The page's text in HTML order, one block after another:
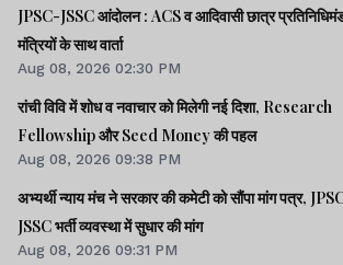
JPSC-JSSC आंदोलन : ACS व आदिवासी छात्र
मंत्रियों के साथ वार्ता
Aug 08, 2026 02:30 PM
रांची विवि में शोध व नवाचार को मिलेगी नई दिशा, Research
Fellowship और Seed Money की पहल
Aug 08, 2026 09:38 PM
अभ्यर्थी न्याय मंच ने सरकार की कमेटी को सौंपा मांग पत्र,
JSSC भर्ती व्यवस्था में सुधार की मांग
Aug 08, 2026 09:31 PM